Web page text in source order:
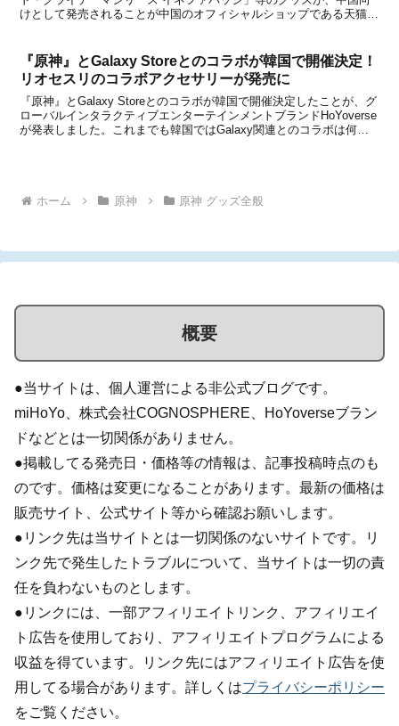
けとして発売されることが中国のオフィシャルショップである天猫
『原神』とGalaxy Storeとのコラボが韓国で開催決定！
リオセスリのコラボアクセサリーが発売に
『原神』とGalaxy Storeとのコラボが韓国で開催決定したことが、グ
ローバルインタラクティブエンターテインメントブランドHoYoverse
が発表しました。これまでも韓国ではGalaxy関連とのコラボは何度
ホーム 原神 原神 グッズ全般
概要
●当サイトは、個人運営による非公式ブログです。
miHoYo、株式会社COGNOSPHERE、HoYoverseブラン
ドなどとは一切関係がありません。
●掲載してる発売日・価格等の情報は、記事投稿時点のも
のです。価格は変更になることがあります。最新の価格は
販売サイト、公式サイト等から確認お願いします。
●リンク先は当サイトとは一切関係のないサイトです。リ
ンク先で発生したトラブルについて、当サイトは一切の責
任を負わないものとします。
●リンクには、一部アフィリエイトリンク、アフィリエイ
ト広告を使用しており、アフィリエイトプログラムによる
収益を得ています。リンク先にはアフィリエイト広告を使
用してる場合があります。詳しくはプライバシーポリシー
をご覧ください。